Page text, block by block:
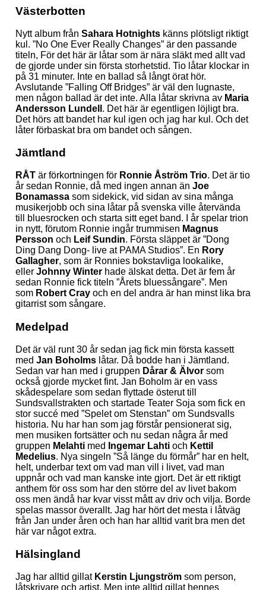
Västerbotten
Nytt album från Sahara Hotnightskänns plötsligt riktigt
kul. ”No One Ever Really Changes” är den passande
titeln, För det här är låtar som är nära släkt med allt vad
de gjorde under sin första storhetstid. Tio låtar klockar in
på 31 minuter. Inte en ballad så långt örat hör.
Avslutande ”Falling Off Bridges” är väl den lugnaste,
men någon ballad är det inte. Alla låtar skrivna av Maria
Andersson Lundell . Det här är egentligen löjligt bra.
Det hörs att bandet har kul igen och jag har kul. Och det
låter förbaskat bra om bandet och sången.
Jämtland
RÅTär förkortningen förRonnie Åström Trio. Det är tio
år sedan Ronnie, då med ingen annan än Joe
Bonamassasom sidekick, vid sidan av sina många
musikerjobb och sina låtar på svenska ville återvända
till bluesrocken och starta sitt eget band. I år spelar trion
in nytt, förutom Ronnie ingår trummisen Magnus
Persson och Leif Sundin. Första släppet är ”Dong
Ding Dang Dong- live at PAMA Studios”. En Rory
Gallagher, som är Ronnies bokstavliga lookalike,
eller Johnny Winterhade älskat detta. Det är fem år
sedan Ronnie fick titeln ”Årets bluessångare”. Men
som Robert Crayoch en del andra är han minst lika bra
gitarrist som sångare.
Medelpad
Det är väl runt 30 år sedan jag fick min första kassett
med Jan Boholmslåtar. Då bodde han i Jämtland.
Sedan var han med i gruppen Dårar & Älvorsom
också gjorde mycket fint. Jan Boholm är en vass
skådespelare som sedan flyttade österut till
Sundsvallstrakten och startade Teater Soja som fick en
stor succé med ”Spelet om Stenstan” om Sundsvalls
historia. Nu har han som jag förstår pensionerat sig,
men musiken fortsätter och nu sedan några år med
gruppen Melahtimed Ingemar Lahtioch Kettil
Medelius. Nya singeln ”Så länge du förmår” har en helt,
helt, underbar text om vad man vill i livet, vad man
uppnår och vad man kanske inte gjort. Det är ett riktigt
anthem för oss som har den större del av livet bakom
oss men ändå har kvar visst mått av driv och vilja. Borde
spelas massor överallt. Jag har hört det mesta i låtväg
från Jan under åren och han har alltid varit bra men det
här var något extra.
Hälsingland
Jag har alltid gillat Kerstin Ljungströmsom person,
låtskrivare och artist. Men inte alltid gillat hennes